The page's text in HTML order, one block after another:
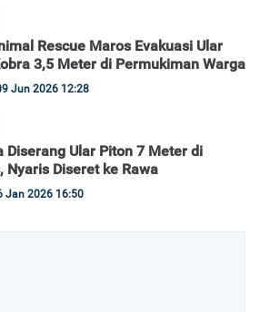
Rescue Maros Evakuasi Ular
3,5 Meter di Permukiman Warga
Jun 2026 12:28
Diserang Ular Piton 7 Meter di
Nyaris Diseret ke Rawa
Jan 2026 16:50